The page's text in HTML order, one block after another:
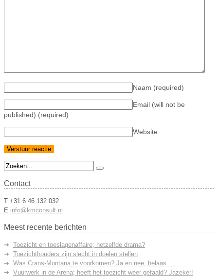
Naam (required)
Email (will not be
published) (required)
Website
Contact
T +31 6 46 132 032
E info@kmconsult.nl
Meest recente berichten
Toezicht en toeslagenaffaire; hetzelfde drama?
Toezichthouders zijn slecht in doelen stellen
Was Crans-Montana te voorkomen? Ja en nee, helaas …
Vuurwerk in de Arena; heeft het toezicht weer gefaald? Jazeker!